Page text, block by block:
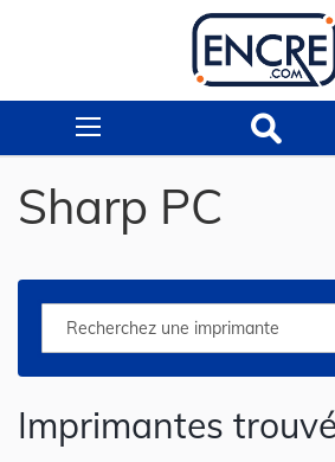
Sharp PC
Imprimantes